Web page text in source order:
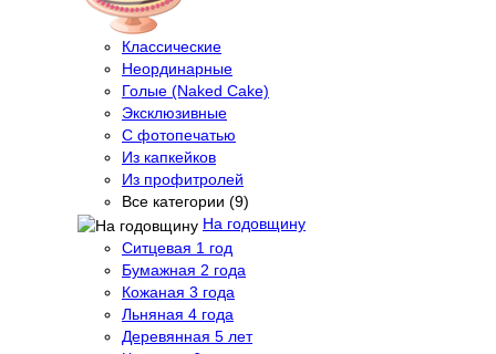
Классические
Неординарные
Голые (Naked Cake)
Эксклюзивные
С фотопечатью
Из капкейков
Из профитролей
Все категории (9)
На годовщину
Ситцевая 1 год
Бумажная 2 года
Кожаная 3 года
Льняная 4 года
Деревянная 5 лет